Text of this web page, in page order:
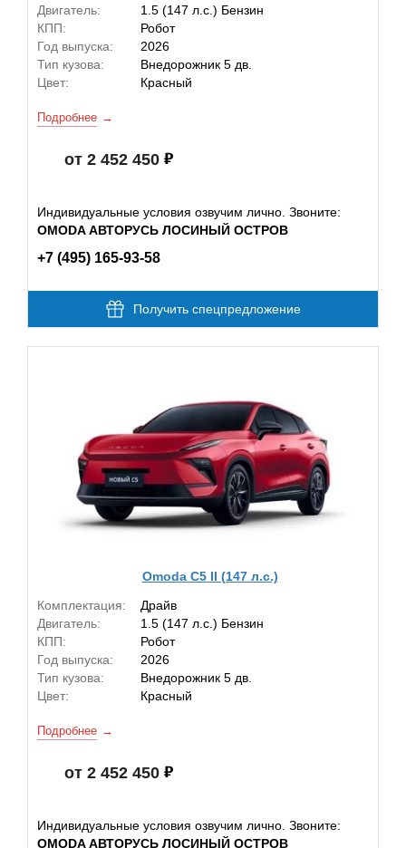
Двигатель:
1.5 (147 л.с.) Бензин
КПП:
Робот
Год выпуска:
2026
Тип кузова:
Внедорожник 5 дв.
Цвет:
Красный
Подробнее
от 2 452 450
Индивидуальные условия озвучим лично. Звоните:
OMODA АВТОРУСЬ ЛОСИНЫЙ ОСТРОВ
+7 (495) 165-93-58
Получить спецпредложение
Omoda C5 II (147 л.с.)
Комплектация:
Драйв
Двигатель:
1.5 (147 л.с.) Бензин
КПП:
Робот
Год выпуска:
2026
Тип кузова:
Внедорожник 5 дв.
Цвет:
Красный
Подробнее
от 2 452 450
Индивидуальные условия озвучим лично. Звоните:
OMODA АВТОРУСЬ ЛОСИНЫЙ ОСТРОВ